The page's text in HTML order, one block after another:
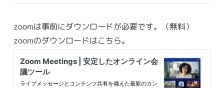
zoomは事前にダウンロードが必要です。（無料）
zoomのダウンロードはこちら。